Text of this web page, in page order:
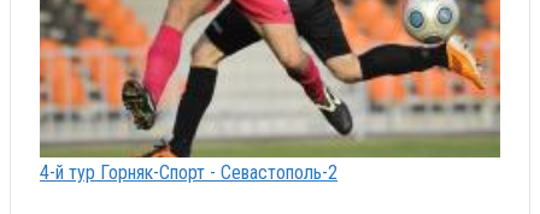
4-й тур Горняк-Спорт - Севастополь-2